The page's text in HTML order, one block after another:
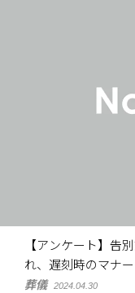
【アンケート】告
れ、遅刻時のマナ
葬儀 2024.04.30